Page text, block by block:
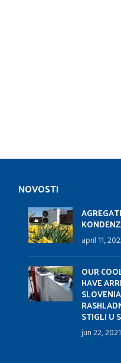
NOVOSTI
april 11,
OUR
HAVE
STIGLI U
jun 22, 2021